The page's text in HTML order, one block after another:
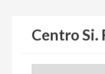
Centro Si.